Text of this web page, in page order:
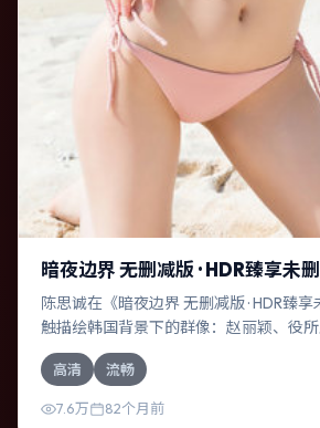
暗夜边界 无删减版 · HDR臻享未
陈思诚在《暗夜边界 无删减版 · HDR臻
触描绘韩国背景下的群像：赵丽颖、役
富。作为一部奇幻作品，故事从日常裂缝
可逆转的结局；视听语言统一，情感落点
高清 流畅
7.6万 82个月前